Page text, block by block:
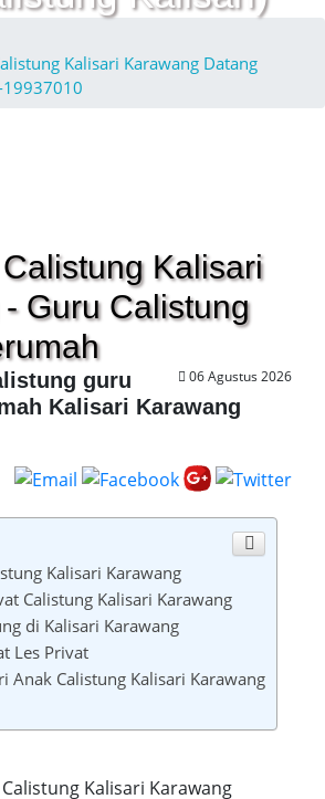
Kalisari Karawang Datang
Kalisari
Guru Calistung
06 Agustus 2026
guru
Kalisari Karawang
Kalisari Karawang
Calistung Kalisari Karawang
di Kalisari Karawang
Les Privat
Anak Calistung Kalisari Karawang
Kalisari Karawang